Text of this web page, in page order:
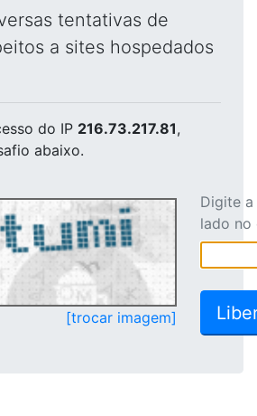
tentativas de
a sites hospedados
do IP 216.73.217.81,
abaixo.
[trocar imagem]
Digite
lado no